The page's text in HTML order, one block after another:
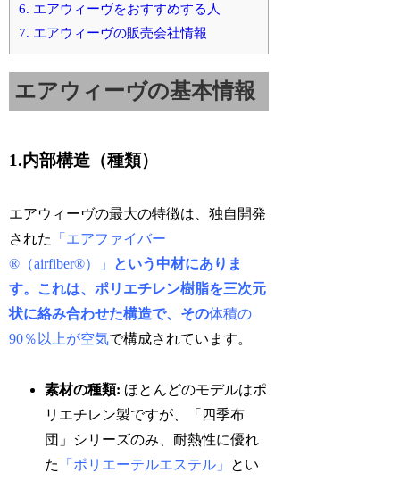
6. エアウィーヴをおすすめする人
7. エアウィーヴの販売会社情報
エアウィーヴの基本情報
1.内部構造（種類）
エアウィーヴの最大の特徴は、独自開発
された
「エアファイバー
®（airfiber®）」
という中材にありま
す。これは、ポリエチレン樹脂を三次元
状に絡み合わせた構造で、その体積の
90％以上が空気で構成されています。
素材の種類: ほとんどのモデルはポ
リエチレン製ですが、「四季布
団」シリーズのみ、耐熱性に優れ
た
「ポリエーテルエステル」
とい